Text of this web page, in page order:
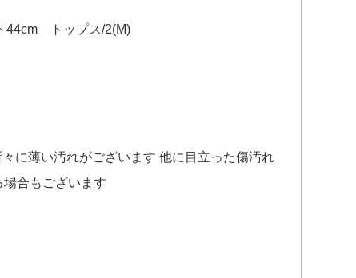
トップス/2(M)
に薄い汚れがございます 他に目立った傷汚れ
合もございます